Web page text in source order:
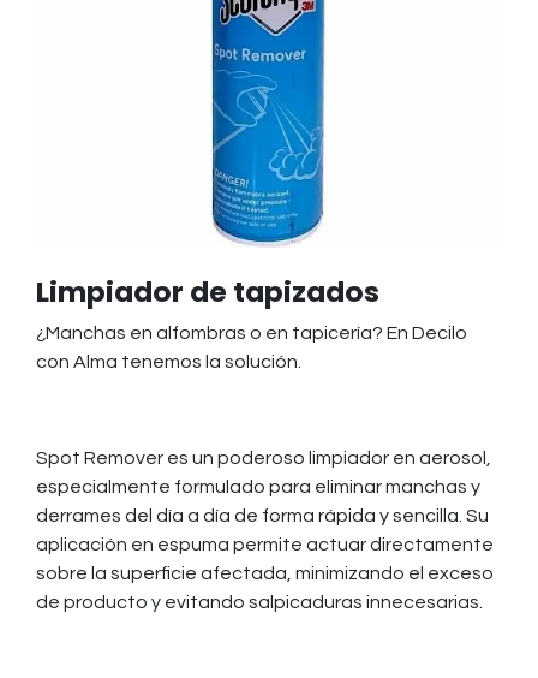
Limpiador de tapizados
¿Manchas en alfombras o en tapicería? En Decilo
con Alma tenemos la solución.
Spot Remover es un poderoso limpiador en aerosol,
especialmente formulado para eliminar manchas y
derrames del día a día de forma rápida y sencilla. Su
aplicación en espuma permite actuar directamente
sobre la superficie afectada, minimizando el exceso
de producto y evitando salpicaduras innecesarias.